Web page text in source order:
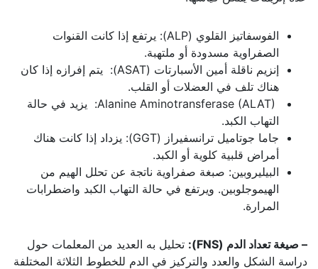
الفوسفاتيز القلوي (ALP): يرتفع إذا كانت القنوات
الصفراوية مسدودة أو ملتهبة.
إنزيم ناقلة أمين الأسبارتات (ASAT): يتم إفرازه إذا كان
هناك تلف في العضلات أو القلب.
Alanine Aminotransferase (ALAT): يزيد في حالة
التهاب الكبد.
جاما جوتاميل ترانسفيراز (GGT): يزداد إذا كانت هناك
أمراض قلبية كلوية أو الكبد.
البيليروبين: صبغة صفراوية ناتجة عن تحلل الهيم من
الهيموجلوبين. ويرتفع في حالة التهاب الكبد واضطرابات
المرارة.
– صيغة تعداد الدم (FNS):
تحليل به العديد من المعلمات حول
دراسة الشكل والعدد والتركيز في الدم للخطوط الثلاثة المختلفة